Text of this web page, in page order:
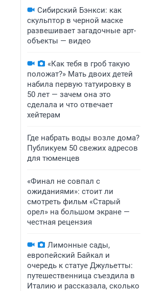
Сибирский Бэнкси: как
скульптор в черной маске
развешивает загадочные арт-
объекты — видео
«Как тебя в гроб такую
положат?» Мать двоих детей
набила первую татуировку в
50 лет — зачем она это
сделала и что отвечает
хейтерам
Где набрать воды возле дома?
Публикуем 50 свежих адресов
для тюменцев
«Финал не совпал с
ожиданиями»: стоит ли
смотреть фильм «Старый
орел» на большом экране —
честная рецензия
Лимонные сады,
европейский Байкал и
очередь к статуе Джульетты:
путешественница съездила в
Италию и рассказала, сколько